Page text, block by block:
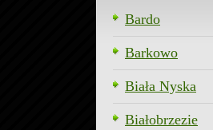
Bardo
Barkowo
Biała Nyska
Białobrzezie